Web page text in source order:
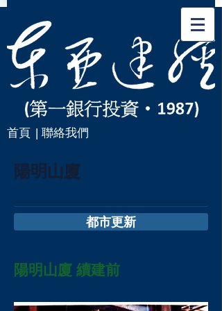
首頁 | 聯絡我們
陽明山廈
都市更新
陽明山廈 續建前